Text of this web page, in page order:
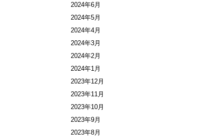
2024年6月
2024年5月
2024年4月
2024年3月
2024年2月
2024年1月
2023年12月
2023年11月
2023年10月
2023年9月
2023年8月